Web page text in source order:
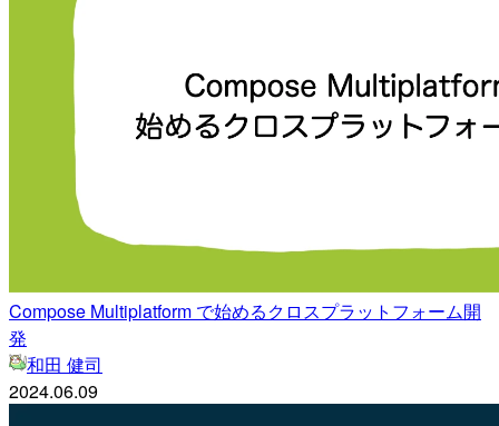
Compose Multiplatform で始めるクロスプラットフォーム開
発
和田 健司
2024.06.09